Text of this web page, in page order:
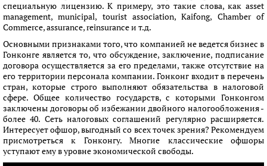
специальную лицензию. К примеру, это такие слова, как asset
management, municipal, tourist association, Kaifong, Chamber of
Commerce, assurance, reinsurance и т.д.
Основными признаками того, что компанией не ведется бизнес в
Гонконге является то, что обсуждение, заключение, подписание
договора осуществляется за его пределами, также отсутствие на
его территории персонала компании. Гонконг входит в перечень
стран, которые строго выполняют обязательства в налоговой
сфере. Общее количество государств, с которыми Гонконгом
заключены договоры об избежании двойного налогообложения -
более 40. Сеть налоговых соглашений регулярно расширяется.
Интересует офшор, выгодный со всех точек зрения? Рекомендуем
присмотреться к Гонконгу. Многие классические офшоры
уступают ему в уровне экономической свободы.